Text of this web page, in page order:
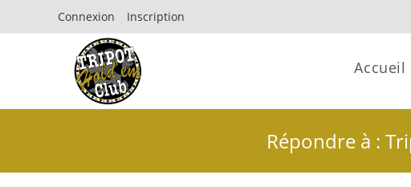
Connexion Inscription
Accueil
Répondre à :